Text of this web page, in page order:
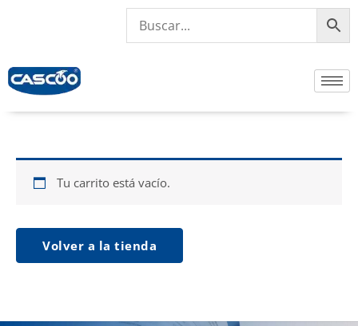
Tu carrito está vacío.
Volver a la tienda